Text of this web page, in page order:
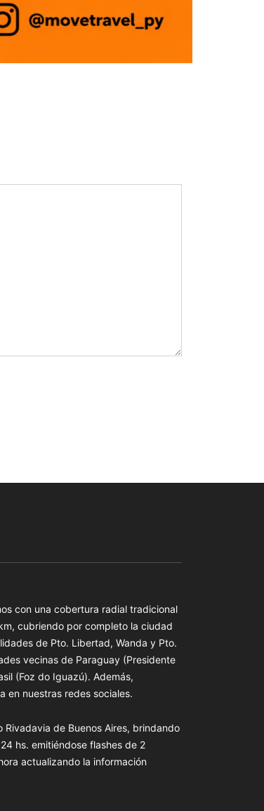
con una cobertura radial tradicional
cubriendo por completo la ciudad
de Pto. Libertad, Wanda y Pto.
vecinas de Paraguay (Presidente
(Foz do Iguazú). Además,
en nuestras redes sociales.
Rivadavia de Buenos Aires, brindando
hs. emitiéndose flashes de 2
actualizando la información